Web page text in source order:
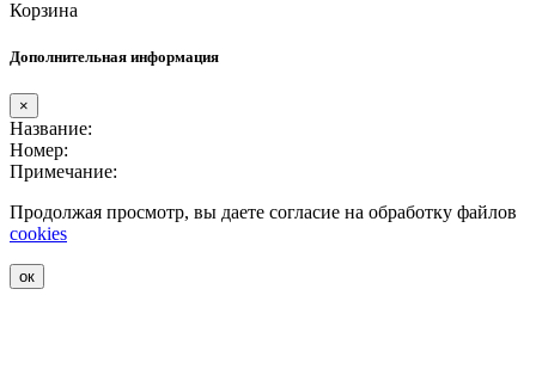
Корзина
Дополнительная информация
×
Название:
Номер:
Примечание:
Продолжая просмотр, вы даете согласие на обработку файлов
cookies
ок